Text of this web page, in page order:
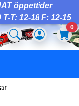
öppettider
T-T: 12-18 F: 12-15
0